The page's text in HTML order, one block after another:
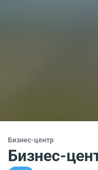
Бизнес-центр
Бизнес-